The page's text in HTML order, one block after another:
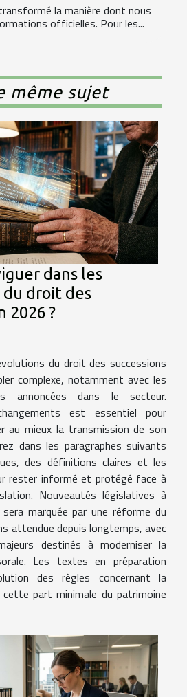
la manière dont nous
officielles. Pour les...
même sujet
dans les
droit des
2026 ?
du droit des successions
complexe, notamment avec les
annoncées dans le secteur.
est essentiel pour
au mieux la transmission de son
dans les paragraphes suivants
des définitions claires et les
rester informé et protégé face à
Nouveautés législatives à
sera marquée par une réforme du
attendue depuis longtemps, avec
destinés à moderniser la
Les textes en préparation
des règles concernant la
cette part minimale du patrimoine